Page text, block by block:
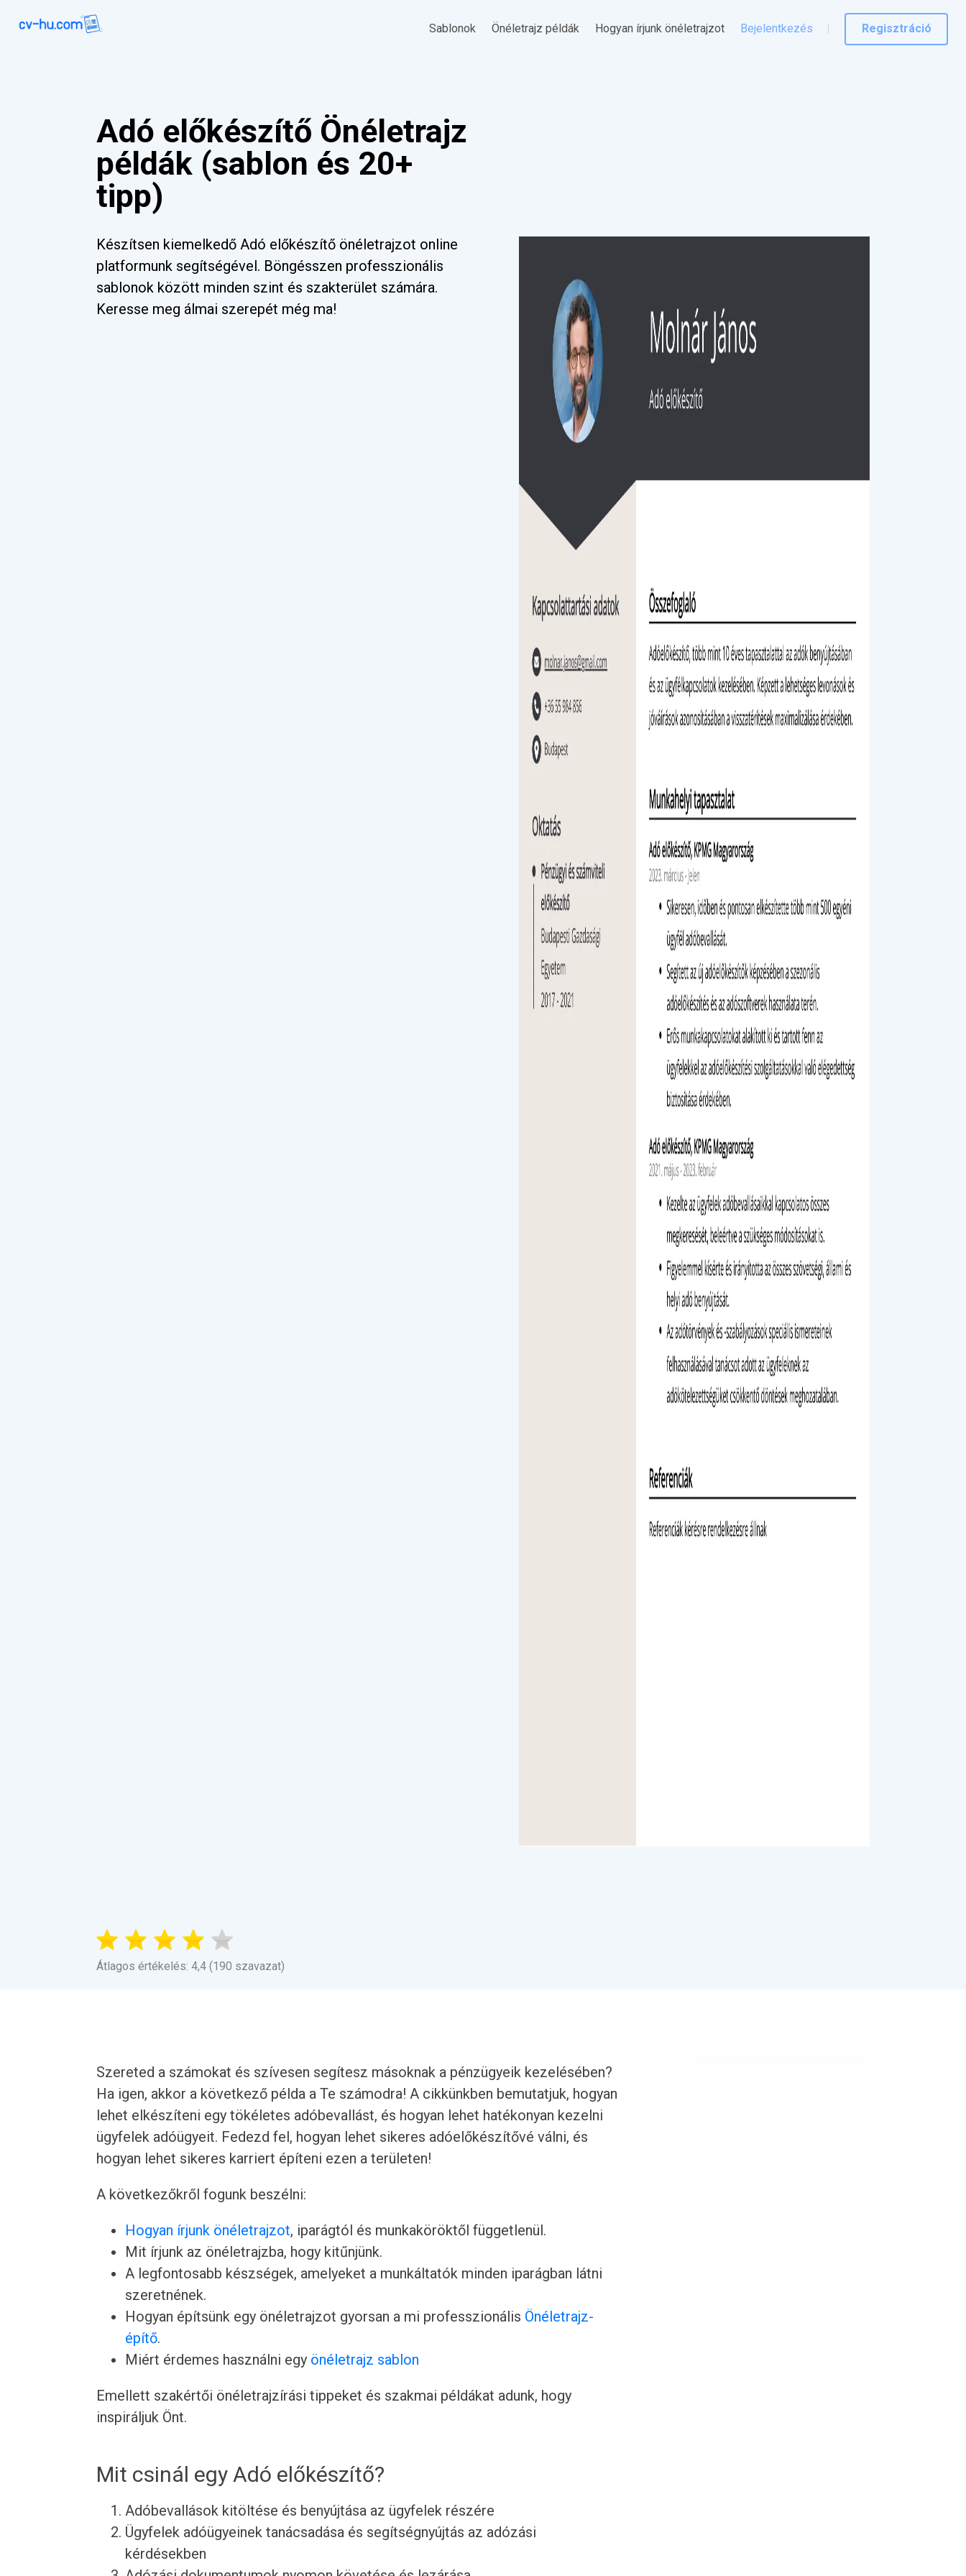
Sablonok Önéletrajz példák Hogyan írjunk önéletrajzot Bejelentkezés Regisztráció
Adó előkészítő Önéletrajz
példák (sablon és 20+
tipp)
Készítsen kiemelkedő Adó előkészítő önéletrajzot online
platformunk segítségével. Böngésszen professzionális
sablonok között minden szint és szakterület számára.
Keresse meg álmai szerepét még ma!
Átlagos értékelés: 4,4 (190 szavazat)
Szereted a számokat és szívesen segítesz másoknak a pénzügyeik kezelésében?
Ha igen, akkor a következő példa a Te számodra! A cikkünkben bemutatjuk, hogyan
lehet elkészíteni egy tökéletes adóbevallást, és hogyan lehet hatékonyan kezelni
ügyfelek adóügyeit. Fedezd fel, hogyan lehet sikeres adóelőkészítővé válni, és
hogyan lehet sikeres karriert építeni ezen a területen!
A következőkről fogunk beszélni:
Hogyan írjunk önéletrajzot, iparágtól és munkaköröktől függetlenül.
Mit írjunk az önéletrajzba, hogy kitűnjünk.
A legfontosabb készségek, amelyeket a munkáltatók minden iparágban látni
szeretnének.
Hogyan építsünk egy önéletrajzot gyorsan a mi professzionális Önéletrajz-
építő.
Miért érdemes használni egy önéletrajz sablon
Emellett szakértői önéletrajzírási tippeket és szakmai példákat adunk, hogy
inspiráljuk Önt.
Mit csinál egy Adó előkészítő?
Adóbevallások kitöltése és benyújtása az ügyfelek részére
Ügyfelek adóügyeinek tanácsadása és segítségnyújtás az adózási
kérdésekben